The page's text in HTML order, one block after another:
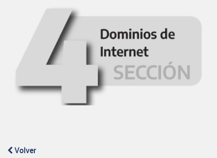
Volver